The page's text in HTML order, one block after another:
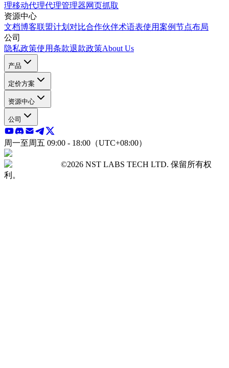
理移动代理代理管理器网页抓取
资源中心
文档博客联盟计划 对比合作伙伴术语表使用案例节点布局
公司
隐私政策使用条款退款政策About Us
产品
定价方案
资源中心
公司
周一至周五 09:00 - 18:00（UTC+08:00）
©2026 NST LABS TECH LTD. 保留所有权
利。